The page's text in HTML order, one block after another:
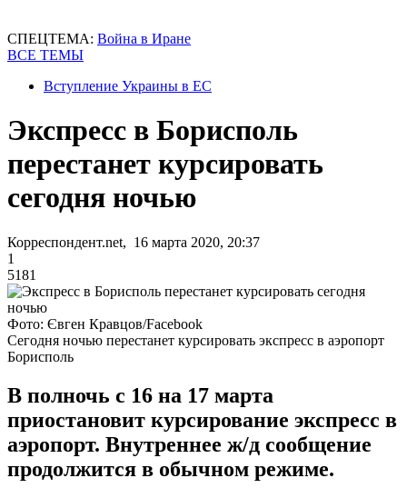
СПЕЦТЕМА: Война в Иране
ВСЕ ТЕМЫ
Вступление Украины в ЕС
Экспресс в Борисполь
перестанет курсировать
сегодня ночью
Корреспондент.net, 16 марта 2020, 20:37
1
5181
Фото: Євген Кравцов/Facebook
Сегодня ночью перестанет курсировать экспресс в аэропорт
Борисполь
В полночь с 16 на 17 марта
приостановит курсирование экспресс в
аэропорт. Внутреннее ж/д сообщение
продолжится в обычном режиме.